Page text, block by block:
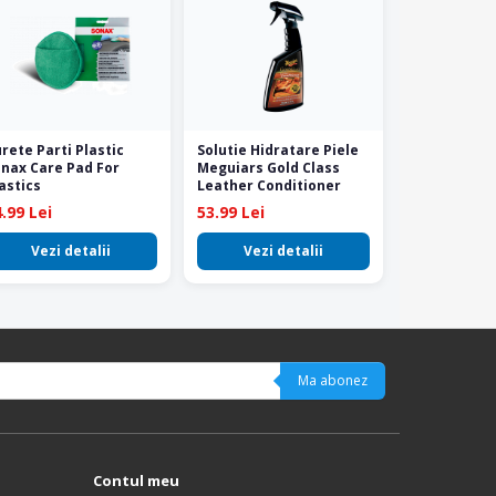
Parti Plastic
Care Pad For
Lei
Vezi detalii
Solutie Hidratare Piele
Meguiars Gold Class
Leather Conditioner
53.99 Lei
Vezi detalii
Ma abonez
Contul meu